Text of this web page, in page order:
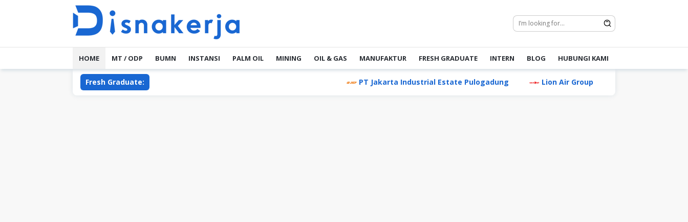
HOME MT / ODP BUMN INSTANSI PALM OIL MINING OIL & GAS MANUFAKTUR FRESH GRADUATE INTERN BLOG HUBUNGI KAMI
Fresh Graduate: PT Jakarta Industrial Estate Pulogadung Lion Air Group